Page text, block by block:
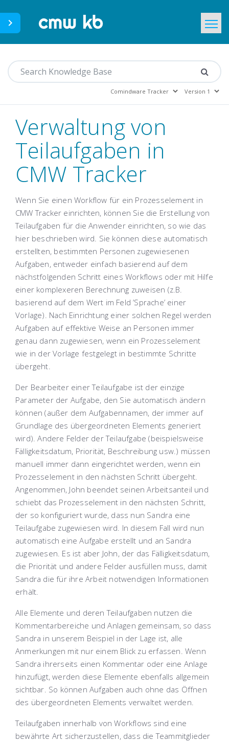
Verwaltung von
Teilaufgaben in
CMW Tracker
Wenn Sie einen Workflow für ein Prozesselement in
CMW Tracker einrichten, können Sie die Erstellung von
Teilaufgaben für die Anwender einrichten, so wie das
hierbeschrieben wird. Sie können diese automatisch
erstellten, bestimmten Personen zugewiesenen
Aufgaben, entweder einfach basierend auf dem
nächstfolgenden Schritt eines Workflows oder mit Hilfe
einer komplexeren Berechnung zuweisen (z.B.
basierend auf dem Wert im Feld ’Sprache’ einer
Vorlage). Nach Einrichtung einer solchen Regel werden
Aufgaben auf effektive Weise an Personen immer
genau dann zugewiesen, wenn ein Prozesselement
wie in der Vorlage festgelegt in bestimmte Schritte
übergeht.
Der Bearbeiter einer Teilaufgabe ist der einzige
Parameter der Aufgabe, den Sie automatisch ändern
können (außer dem Aufgabennamen, der immer auf
Grundlage des übergeordneten Elements generiert
wird). Andere Felder der Teilaufgabe (beispielsweise
Fälligkeitsdatum, Priorität, Beschreibung usw.) müssen
manuell immer dann eingerichtet werden, wenn ein
Prozesselement in den nächsten Schritt übergeht.
Angenommen, John beendet seinen Arbeitsanteil und
schiebt das Prozesselement in den nächsten Schritt,
der so konfiguriert wurde, dass nun Sandra eine
Teilaufgabe zugewiesen wird. In diesem Fall wird nun
automatisch eine Aufgabe erstellt und an Sandra
zugewiesen. Es ist aber John, der das Fälligkeitsdatum,
die Priorität und andere Felder ausfüllen muss, damit
Sandra die für ihre Arbeit notwendigen Informationen
erhält.
Alle Elemente und deren Teilaufgaben nutzen die
Kommentarbereiche und Anlagen gemeinsam, so dass
Sandra in unserem Beispiel in der Lage ist, alle
Anmerkungen mit nur einem Blick zu erfassen. Wenn
Sandra ihrerseits einen Kommentar oder eine Anlage
hinzufügt, werden diese Elemente ebenfalls allgemein
sichtbar. So können Aufgaben auch ohne das Öffnen
des übergeordneten Elements verwaltet werden.
Teilaufgaben innerhalb von Workflows sind eine
bewährte Art sicherzustellen, dass die Teammitglieder